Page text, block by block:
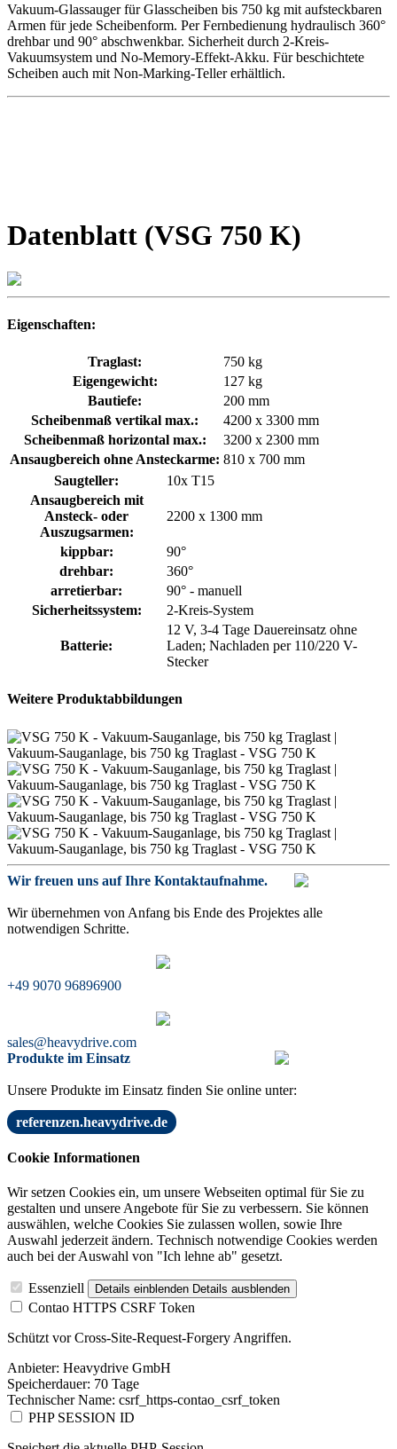
Vakuum-Glassauger für Glasscheiben bis 750 kg mit aufsteckbaren
Armen für jede Scheibenform. Per Fernbedienung hydraulisch 360°
drehbar und 90° abschwenkbar. Sicherheit durch 2-Kreis-
Vakuumsystem und No-Memory-Effekt-Akku. Für beschichtete
Scheiben auch mit Non-Marking-Teller erhältlich.
Datenblatt (VSG 750 K)
Eigenschaften:
Traglast:
750 kg
Eigengewicht:
127 kg
Bautiefe:
200 mm
Scheibenmaß vertikal max.:
4200 x 3300 mm
Scheibenmaß horizontal max.:
3200 x 2300 mm
Ansaugbereich ohne Ansteckarme: 810 x 700 mm
Saugteller:
10x T15
Ansaugbereich mit
Ansteck- oder
Auszugsarmen:
2200 x 1300 mm
kippbar:
90°
drehbar:
360°
arretierbar:
90° - manuell
Sicherheitssystem:
2-Kreis-System
Batterie:
12 V, 3-4 Tage Dauereinsatz ohne
Laden; Nachladen per 110/220 V-
Stecker
Weitere Produktabbildungen
Wir freuen uns auf Ihre Kontaktaufnahme.
Wir übernehmen von Anfang bis Ende des Projektes alle
notwendigen Schritte.
+49 9070 96896900
sales@heavydrive.com
Produkte im Einsatz
Unsere Produkte im Einsatz finden Sie online unter:
referenzen.heavydrive.de
Cookie Informationen
Wir setzen Cookies ein, um unsere Webseiten optimal für Sie zu
gestalten und unsere Angebote für Sie zu verbessern. Sie können
auswählen, welche Cookies Sie zulassen wollen, sowie Ihre
Auswahl jederzeit ändern. Technisch notwendige Cookies werden
auch bei der Auswahl von "Ich lehne ab" gesetzt.
Essenziell Details einblenden Details ausblenden
Contao HTTPS CSRF Token
Schützt vor Cross-Site-Request-Forgery Angriffen.
Anbieter: Heavydrive GmbH
Speicherdauer: 70 Tage
Technischer Name: csrf_https-contao_csrf_token
PHP SESSION ID